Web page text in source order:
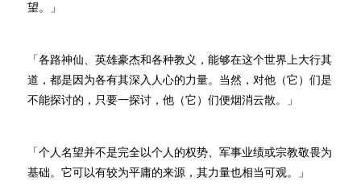
望。」
「各路神仙、英雄豪杰和各种教义，能够在这个世界上大行其
道，都是因为各有其深入人心的力量。当然，对他（它）们是
不能探讨的，只要一探讨，他（它）们便烟消云散。」
「个人名望并不是完全以个人的权势、军事业绩或宗教敬畏为
基础。它可以有较为平庸的来源，其力量也相当可观。」